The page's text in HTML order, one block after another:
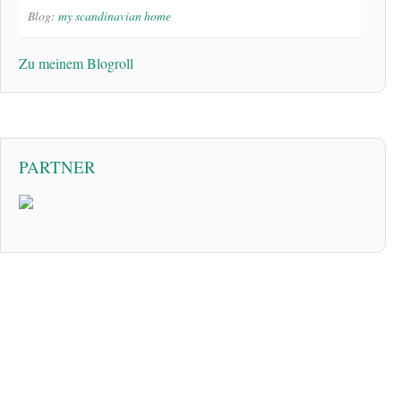
Blog: my scandinavian home
Zu meinem Blogroll
PARTNER